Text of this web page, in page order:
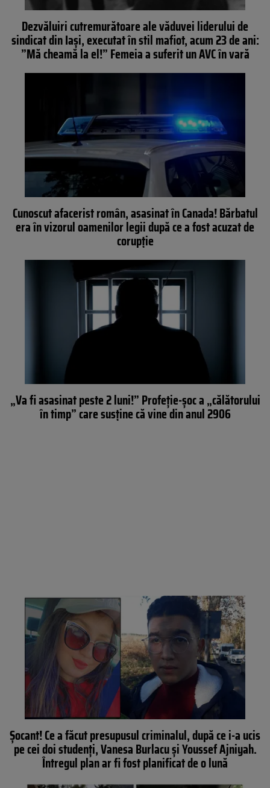
Dezvăluiri cutremurătoare ale văduvei liderului de
sindicat din Iași, executat în stil mafiot, acum 23 de ani:
”Mă cheamă la el!” Femeia a suferit un AVC în vară
Cunoscut afacerist român, asasinat în Canada! Bărbatul
era în vizorul oamenilor legii după ce a fost acuzat de
corupție
„Va fi asasinat peste 2 luni!” Profeție-șoc a „călătorului
în timp” care susține că vine din anul 2906
Șocant! Ce a făcut presupusul criminalul, după ce i-a ucis
pe cei doi studenți, Vanesa Burlacu și Youssef Ajniyah.
Întregul plan ar fi fost planificat de o lună